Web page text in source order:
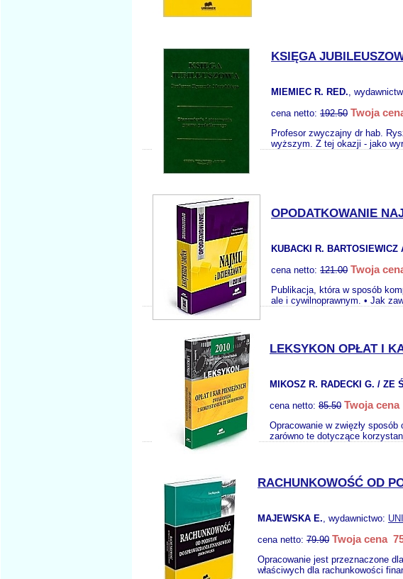
KSIĘGA
MIEMIEC R. RED.,
cena netto: 192.50 Twoja
Profesor zwyczajny dr hab.
wyższym. Z tej okazji - jako
OPODATKOWANIE
KUBACKI R. BARTOSIEWICZ
cena netto: 121.00 Twoja
Publikacja, która w sposób
ale i cywilnoprawnym. • Jak
LEKSYKON OPŁAT I
MIKOSZ R. RADECKI G. / ZE
cena netto: 85.50 Twoja cena
Opracowanie w zwięzły
zarówno te dotyczące
RACHUNKOWOŚĆ OD
MAJEWSKA E., wydawnictwo:
cena netto: 79.90 Twoja cena
Opracowanie jest przeznaczone
właściwych dla rachunkowości